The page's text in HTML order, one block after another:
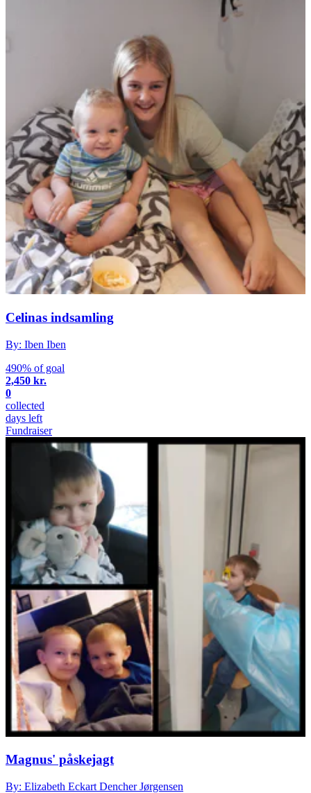
Celinas indsamling
By: Iben Iben
490% of goal
2,450 kr.
0
collected
days left
Fundraiser
Magnus' påskejagt
By: Elizabeth Eckart Dencher Jørgensen